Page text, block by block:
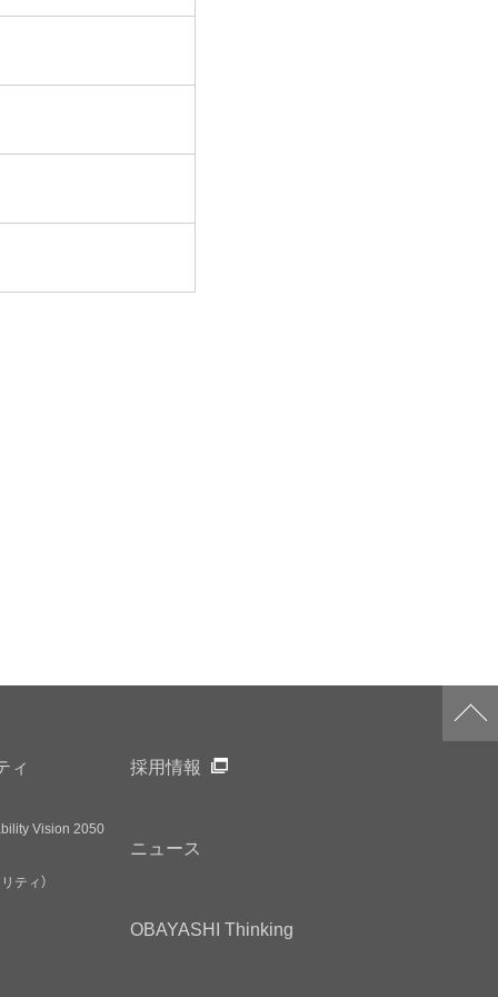
ィ
Vision 2050
ティ）
採用情報
ニュース
OBAYASHI Thinking